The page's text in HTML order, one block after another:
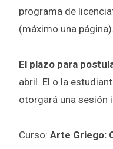
programa de
(máximo una
El plazo para
abril. El o la
otorgará una sesión
Curso: Arte Griego: